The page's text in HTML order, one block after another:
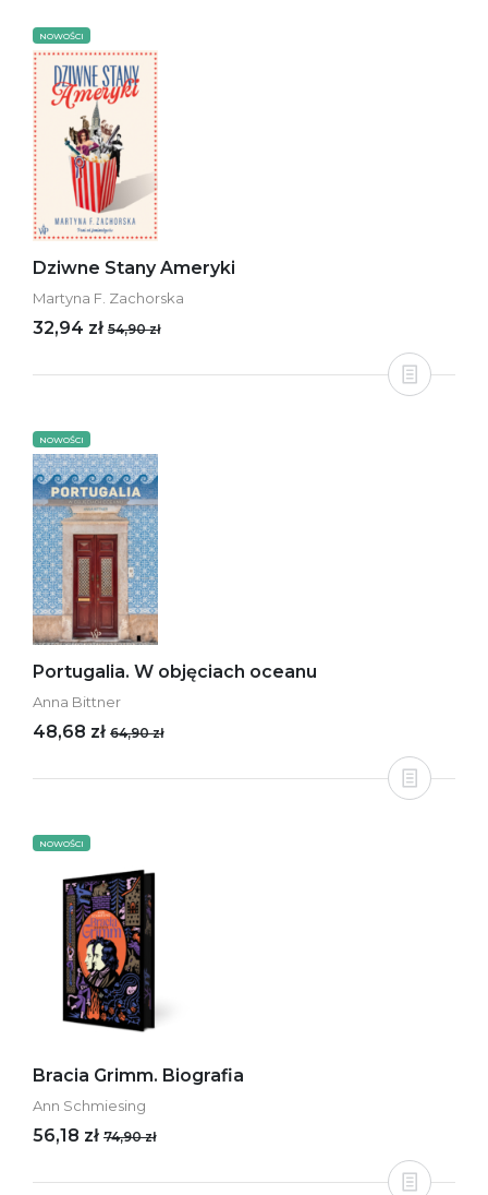
NOWOŚCI
Dziwne Stany Ameryki
Martyna F. Zachorska
32,94 zł 54,90 zł
NOWOŚCI
Portugalia. W objęciach oceanu
Anna Bittner
48,68 zł 64,90 zł
NOWOŚCI
Bracia Grimm. Biografia
Ann Schmiesing
56,18 zł 74,90 zł